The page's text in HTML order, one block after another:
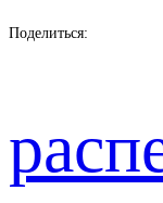
Поделиться: